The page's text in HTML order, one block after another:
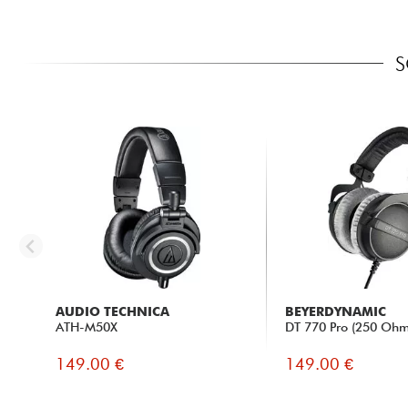
AUDIO TECHNICA
ATH-M50X
149.00 €
BEYERDYNAMIC
DT 770 Pro (250
149.00 €